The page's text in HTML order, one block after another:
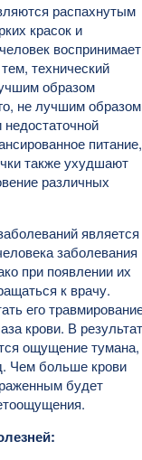
распахнутым
красок и
воспринимает
технический
образом
не лучшим образом
недостаточной
питание,
также ухудшают
различных
является
заболевания
при появлении их
к врачу.
его
крови. В
ощущение тумана,
Чем больше крови
будет